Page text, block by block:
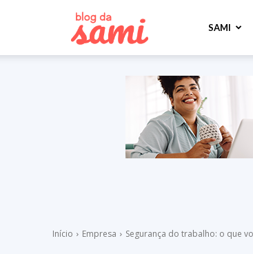
Saúde
SAMI
Início Empresa Segurança do trabalho: o que